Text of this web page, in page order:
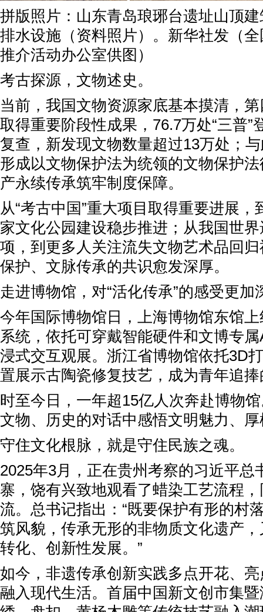
拼版照片：山东青岛琅琊台遗址山顶
排水设施（资料照片）。新华社发（
推介活动办公室供图）
考古探源，文物述史。
当前，我国文物资源家底基本摸清，
取得重要阶段性成果，76.7万处“三普”
复查，新发现文物数量超过13万处；
形成以文物保护法为统领的文物保护
产永续传承筑牢制度保障。
从“考古中国”重大项目取得重要进展
家文化公园建设稳步推进；从我国世
项，到更多人关注流失文物艺术品回
保护、文脉传承的共识愈发深厚。
走进博物馆，对“活化传承”的感受更加
今年国际博物馆日，上海博物馆东馆
系统，依托可穿戴智能硬件和文博专
浸式交互观展。浙江省博物馆依托3D
置展示古陶瓷修复技艺，成为青年追
时至今日，一年超15亿人次奔赴博物
文物、历史的对话中感悟文明魅力、
守住文化根脉，就是守住民族之魂。
2025年3月，正在贵州考察的习近平总
寨，饶有兴致地观看了蜡染工艺流程
流。总书记指出：“既要保护有形的村
筑风貌，传承无形的非物质文化遗产
转化、创新性发展。”
如今，非遗传承创新实践多点开花、
融入现代生活。首届中国新文创市集